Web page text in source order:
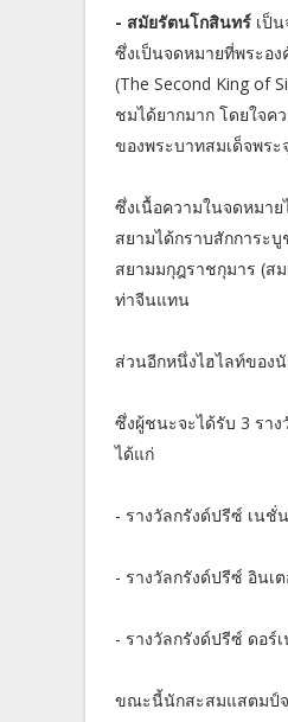
- สมัยรัตนโกสินทร์ เป็
ซึ่งเป็นจดหมายที่พระอง
(The Second King of
ชมได้ยากมาก โดยใจ
ของพระบาทสมเด็จพระ
ซึ่งเนื้อความในจดหมา
สยามได้กราบสักการะ
สยามมกุฎราชกุมาร (ส
ท่าจีนแทน
ส่วนอีกหนึ่งไฮไลท์ของ
ซึ่งผู้ชนะจะได้รับ 3 รา
ได้แก่
- รางวัลกรังด์ปรีซ์ เนชั่
- รางวัลกรังด์ปรีซ์ อินเ
- รางวัลกรังด์ปรีซ์ ดอร์
ขณะนี้นักสะสมแสตมป์จ